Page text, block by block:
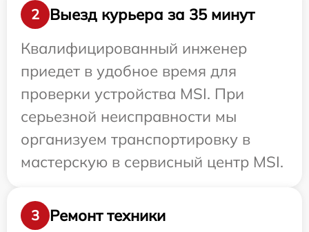
2
Выезд курьера за 35 минут
Квалифицированный инженер
приедет в удобное время для
проверки устройства MSI. При
серьезной неисправности мы
организуем транспортировку в
мастерскую в сервисный центр MSI.
3
Ремонт техники